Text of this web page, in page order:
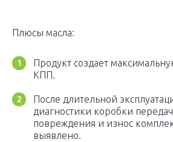
Плюсы масла:
Продукт создает
КПП.
После длительной
диагностики коробки
повреждения и износ
выявлено.